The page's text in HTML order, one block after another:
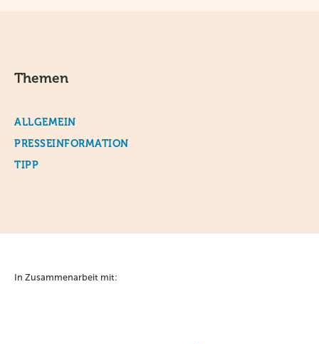
Themen
ALLGEMEIN
PRESSEINFORMATION
TIPP
In Zusammenarbeit mit: